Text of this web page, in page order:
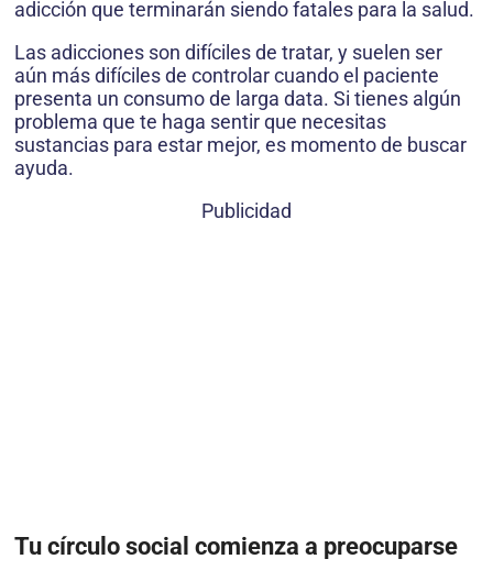
adicción que terminarán siendo fatales para la salud.
Las adicciones son difíciles de tratar, y suelen ser
aún más difíciles de controlar cuando el paciente
presenta un consumo de larga data. Si tienes algún
problema que te haga sentir que necesitas
sustancias para estar mejor, es momento de buscar
ayuda.
Publicidad
Tu círculo social comienza a preocuparse